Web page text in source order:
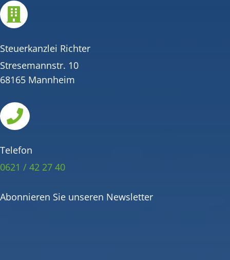

Steuerkanzlei Richter
Stresemannstr. 10
68165 Mannheim

Telefon
0621 / 42 27 40
Abonnieren Sie unseren Newsletter